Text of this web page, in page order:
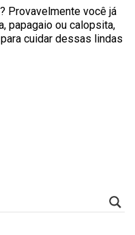
Provavelmente você já
papagaio ou calopsita,
cuidar dessas lindas